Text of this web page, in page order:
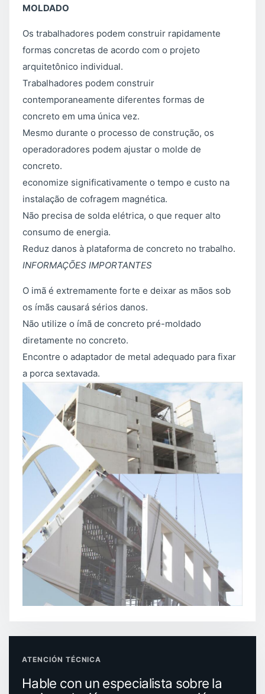
MOLDADO
Os trabalhadores podem construir rapidamente
formas concretas de acordo com o projeto
arquitetônico individual.
Trabalhadores podem construir
contemporaneamente diferentes formas de
concreto em uma única vez.
Mesmo durante o processo de construção, os
operadoradores podem ajustar o molde de
concreto.
economize significativamente o tempo e custo na
instalação de cofragem magnética.
Não precisa de solda elétrica, o que requer alto
consumo de energia.
Reduz danos à plataforma de concreto no trabalho.
INFORMAÇÕES IMPORTANTES
O imã é extremamente forte e deixar as mãos sob
os ímãs causará sérios danos.
Não utilize o ímã de concreto pré-moldado
diretamente no concreto.
Encontre o adaptador de metal adequado para fixar
a porca sextavada.
ATENCIÓN TÉCNICA
Hable con un especialista sobre la